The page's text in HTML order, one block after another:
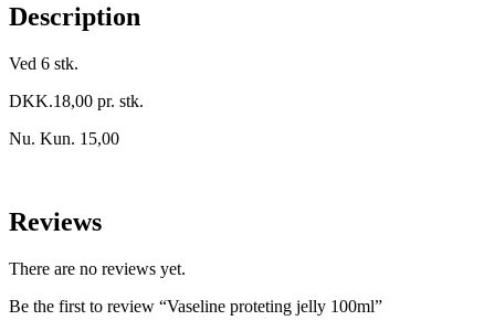
Description
Ved 6 stk.
DKK.18,00 pr. stk.
Nu. Kun. 15,00
Reviews
There are no reviews yet.
Be the first to review “Vaseline proteting jelly 100ml”